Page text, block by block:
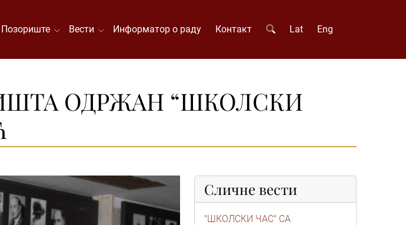
Позориште Вести Информатор о раду Контакт Lat Eng
ОДРЖАН “ШКОЛСКИ
Сличне вести
"ШКОЛСКИ ЧАС" СА